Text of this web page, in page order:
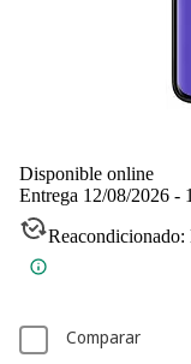
Disponible online
Entrega 12/08/2026 -
Comparar